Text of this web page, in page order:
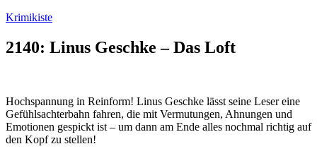
Zum
springen
Krimikiste
2140: Linus Geschke – Das Loft
Hochspannung in Reinform! Linus Geschke lässt seine Leser eine
Gefühlsachterbahn fahren, die mit Vermutungen, Ahnungen und
Emotionen gespickt ist – um dann am Ende alles nochmal richtig auf
den Kopf zu stellen!